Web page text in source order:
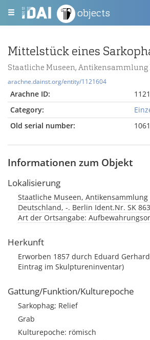
objects
Staatliche Museen,
arachne.dainst.org/entity/1121604
Arachne ID:
Category:
Old serial number:
Informationen zum Objekt
Lokalisierung
Staatliche Museen,
Deutschland, -. Berlin Ident.Nr. SK
Art der Ortsangabe:
Herkunft
Erworben 1857 durch Eduard
Eintrag im Skulptureninventar)
Gattung/Funktion/Kulturepoche
Sarkophag; Relief
Grab
Kulturepoche: römisch